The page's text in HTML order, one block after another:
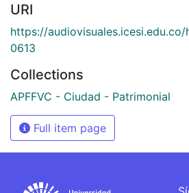
URI
https://
0613
Collections
APFFVC - Ciudad - Patrimonial
Full item page